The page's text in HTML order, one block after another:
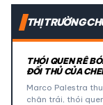
THỊ TRƯỜNG
THÓI QUEN RÊ
ĐỐI THỦ CỦA
Marco Palestra
chân trái, thói